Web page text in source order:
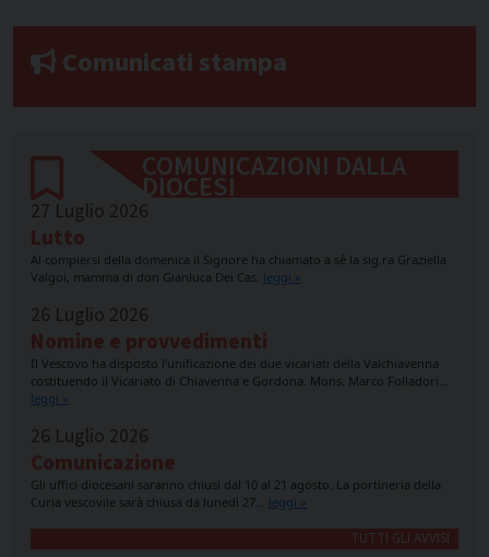
Comunicati stampa
COMUNICAZIONI DALLA
DIOCESI
27 Luglio 2026
Lutto
Al compiersi della domenica il Signore ha chiamato a sé la sig.ra Graziella
Valgoi, mamma di don Gianluca Dei Cas. leggi »
26 Luglio 2026
Nomine e provvedimenti
Il Vescovo ha disposto l’unificazione dei due vicariati della Valchiavenna
costituendo il Vicariato di Chiavenna e Gordona. Mons. Marco Folladori…
leggi »
26 Luglio 2026
Comunicazione
Gli uffici diocesani saranno chiusi dal 10 al 21 agosto. La portineria della
Curia vescovile sarà chiusa da lunedì 27… leggi »
TUTTI GLI AVVISI